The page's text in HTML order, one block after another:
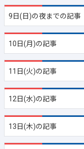
9日(日)の夜までの記事
10日(月)の記事
11日(火)の記事
12日(水)の記事
13日(木)の記事